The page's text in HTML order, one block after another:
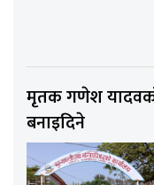
मृतक गणेश
बनाइदिने